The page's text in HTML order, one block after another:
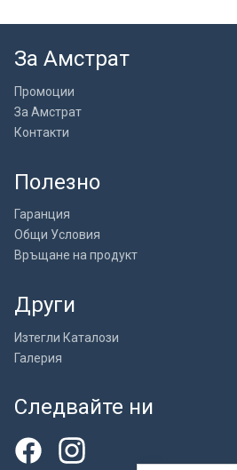
За Амстрат
Промоции
За Амстрат
Контакти
Полезно
Гаранция
Общи Условия
Връщане на продукт
Други
Изтегли Каталози
Галерия
Следвайте ни